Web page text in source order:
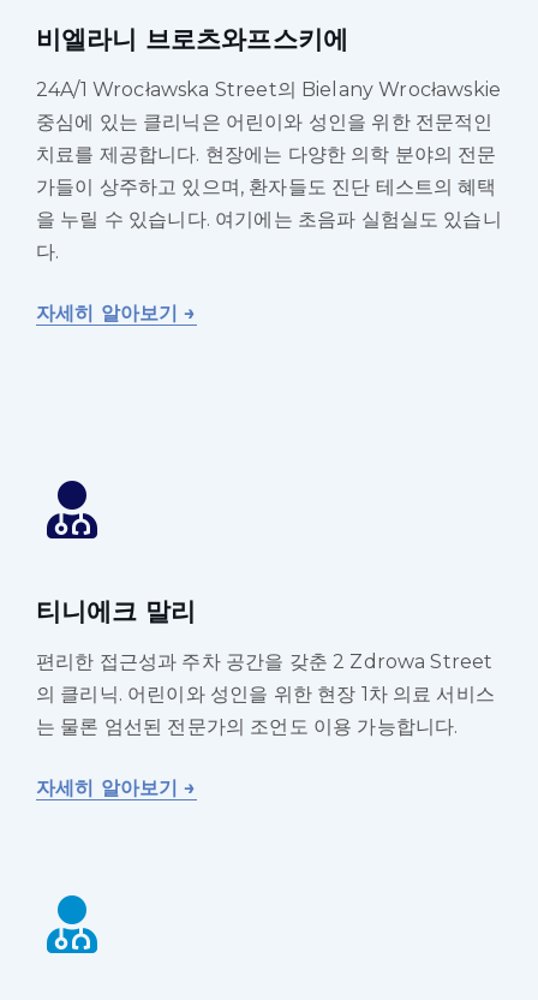
비엘라니 브로츠와프스키에
24A/1 Wrocławska Street의 Bielany Wrocławskie
중심에 있는 클리닉은 어린이와 성인을 위한 전문적인
치료를 제공합니다. 현장에는 다양한 의학 분야의 전문
가들이 상주하고 있으며, 환자들도 진단 테스트의 혜택
을 누릴 수 있습니다. 여기에는 초음파 실험실도 있습니
다.
자세히 알아보기 →
티니에크 말리
편리한 접근성과 주차 공간을 갖춘 2 Zdrowa Street
의 클리닉. 어린이와 성인을 위한 현장 1차 의료 서비스
는 물론 엄선된 전문가의 조언도 이용 가능합니다.
자세히 알아보기 →